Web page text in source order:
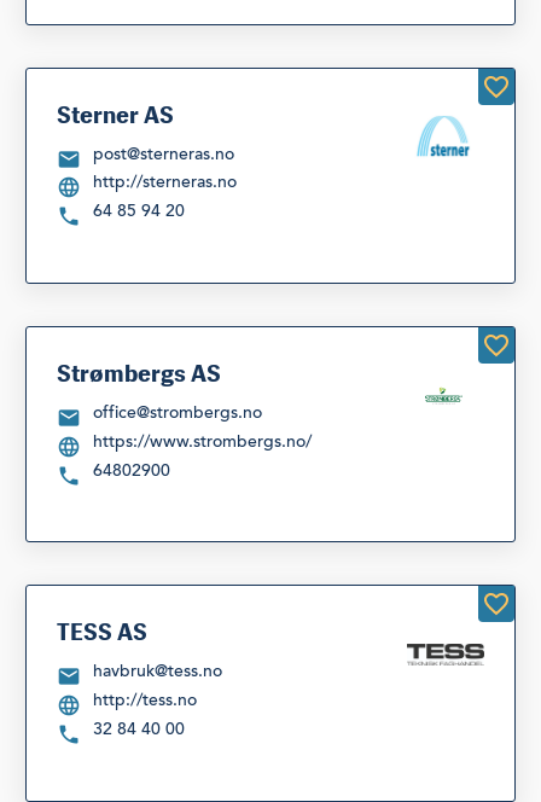
Sterner AS
post@sterneras.no
http://sterneras.no
64 85 94 20
Strømbergs AS
office@strombergs.no
https://www.strombergs.no/
64802900
TESS AS
havbruk@tess.no
http://tess.no
32 84 40 00